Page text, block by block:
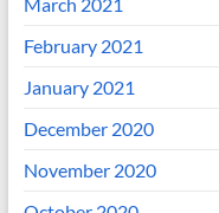
February 2021
January 2021
December 2020
November 2020